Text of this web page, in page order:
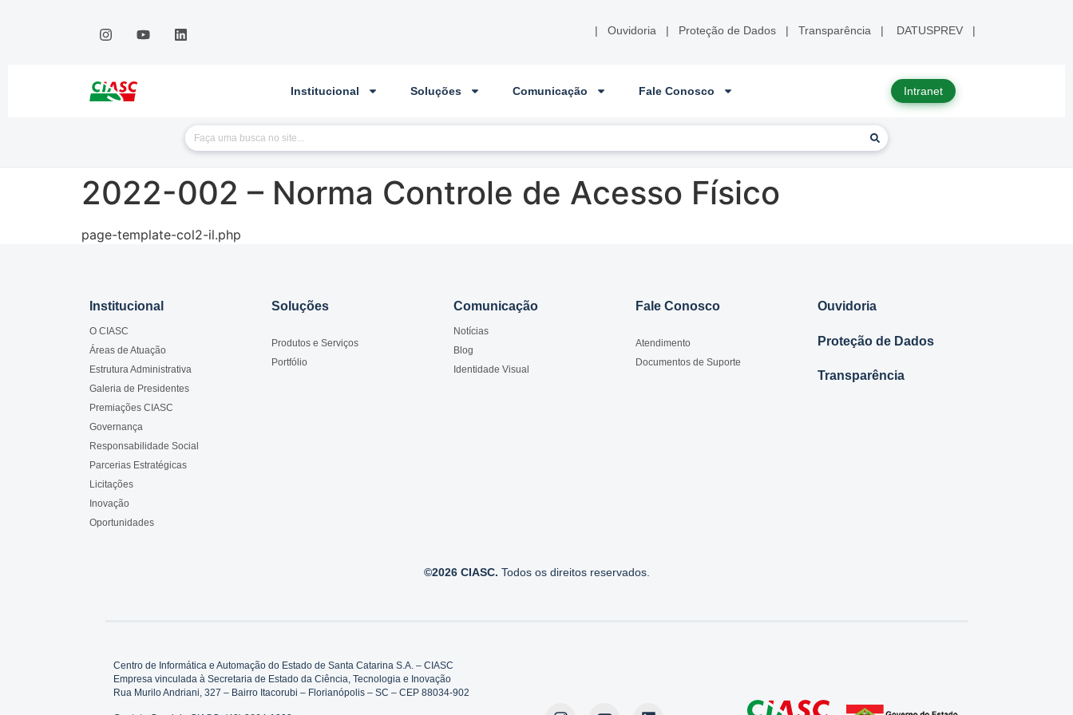
| Ouvidoria | Proteção de Dados | Transparência | DATUSPREV |
Institucional Soluções Comunicação Fale Conosco Intranet
2022-002 – Norma Controle de Acesso Físico
page-template-col2-il.php
Institucional
O CIASC
Áreas de Atuação
Estrutura Administrativa
Galeria de Presidentes
Premiações CIASC
Governança
Responsabilidade Social
Parcerias Estratégicas
Licitações
Inovação
Oportunidades
Soluções
Produtos e Serviços
Portfólio
Comunicação
Notícias
Blog
Identidade Visual
Fale Conosco
Atendimento
Documentos de Suporte
Ouvidoria
Proteção de Dados
Transparência
©2026 CIASC. Todos os direitos reservados.
Centro de Informática e Automação do Estado de Santa Catarina S.A. – CIASC
Empresa vinculada à Secretaria de Estado da Ciência, Tecnologia e Inovação
Rua Murilo Andriani, 327 – Bairro Itacorubi – Florianópolis – SC – CEP 88034-902